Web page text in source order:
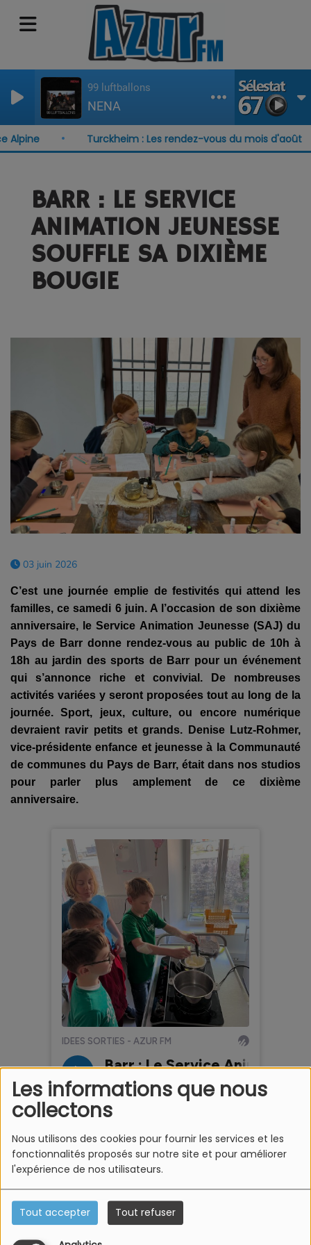
Les informations que nous
collectons
Nous utilisons des cookies pour fournir les services et les
fonctionnalités proposés sur notre site et pour améliorer
l'expérience de nos utilisateurs.
Tout accepter Tout refuser
99 luftballons
NENA
Turckheim : Les rendez-vous du mois d'août
BARR : LE SERVICE
ANIMATION JEUNESSE
SOUFFLE SA DIXIÈME
BOUGIE
03 juin 2026
C’est une journée emplie de festivités qui attend les
familles, ce samedi 6 juin. A l’occasion de son dixième
anniversaire, le Service Animation Jeunesse (SAJ) du
Pays de Barr donne rendez-vous au public de 10h à
18h au jardin des sports de Barr pour un événement
qui s’annonce riche et convivial. De nombreuses
activités variées y seront proposées tout au long de la
journée. Sport, jeux, culture, ou encore numérique
devraient ravir petits et grands. Denise Lutz-Rohmer,
vice-présidente enfance et jeunesse à la Communauté
de communes du Pays de Barr, était dans nos studios
pour parler plus amplement de ce dixième
anniversaire.
Informations pratiques :